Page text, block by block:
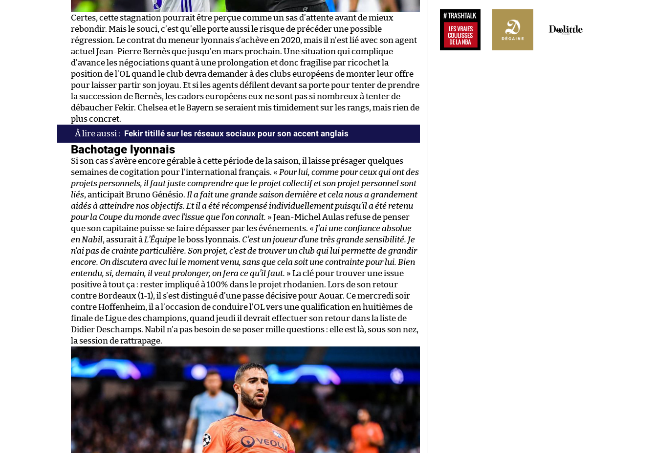
Certes, cette stagnation pourrait être perçue comme un sas d’attente avant de mieux
rebondir. Mais le souci, c’est qu’elle porte aussi le risque de précéder une possible
régression. Le contrat du meneur lyonnais s’achève en 2020, mais il n’est lié avec son agent
actuel Jean-Pierre Bernès que jusqu’en mars prochain. Une situation qui complique
d’avance les négociations quant à une prolongation et donc fragilise par ricochet la
position de l’OL quand le club devra demander à des clubs européens de monter leur offre
pour laisser partir son joyau. Et si les agents défilent devant sa porte pour tenter de prendre
la succession de Bernès, les cadors européens eux ne sont pas si nombreux à tenter de
débaucher Fekir. Chelsea et le Bayern se seraient mis timidement sur les rangs, mais rien de
plus concret.
Fekir titillé sur les réseaux sociaux pour son accent anglais
Bachotage lyonnais
Si son cas s’avère encore gérable à cette période de la saison, il laisse présager quelques
semaines de cogitation pour l’international français. « Pour lui, comme pour ceux qui ont des
projets personnels, il faut juste comprendre que le projet collectif et son projet personnel sont
liés, anticipait Bruno Génésio. Il a fait une grande saison dernière et cela nous a grandement
aidés à atteindre nos objectifs. Et il a été récompensé individuellement puisqu’il a été retenu
pour la Coupe du monde avec l’issue que l’on connaît. » Jean-Michel Aulas refuse de penser
que son capitaine puisse se faire dépasser par les événements. « J’ai une confiance absolue
en Nabil, assurait à L’Équipe le boss lyonnais. C’est un joueur d’une très grande sensibilité. Je
n’ai pas de crainte particulière. Son projet, c’est de trouver un club qui lui permette de grandir
encore. On discutera avec lui le moment venu, sans que cela soit une contrainte pour lui. Bien
entendu, si, demain, il veut prolonger, on fera ce qu’il faut. » La clé pour trouver une issue
positive à tout ça : rester impliqué à 100% dans le projet rhodanien. Lors de son retour
contre Bordeaux (1-1), il s’est distingué d’une passe décisive pour Aouar. Ce mercredi soir
contre Hoffenheim, il a l’occasion de conduire l’OL vers une qualification en huitièmes de
finale de Ligue des champions, quand jeudi il devrait effectuer son retour dans la liste de
Didier Deschamps. Nabil n’a pas besoin de se poser mille questions : elle est là, sous son nez,
la session de rattrapage.